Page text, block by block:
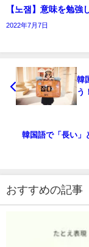
【노잼】意味を勉強
2022年7月7日
韓
う！
韓国語で「長い」
おすすめの記事